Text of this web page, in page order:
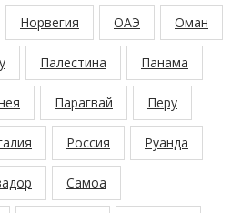
Норвегия ОАЭ Оман
Палестина Панама
Парагвай Перу
Россия Руанда
Самоа